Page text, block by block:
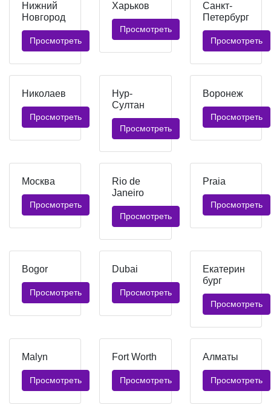
Нижний
Новгород
Просмотреть
Харьков
Просмотреть
Санкт-
Петербург
Просмотреть
Николаев
Просмотреть
Нур-
Султан
Просмотреть
Воронеж
Просмотреть
Москва
Просмотреть
Rio de
Janeiro
Просмотреть
Praia
Просмотреть
Bogor
Просмотреть
Dubai
Просмотреть
Екатерин
бург
Просмотреть
Malyn
Просмотреть
Fort Worth
Просмотреть
Алматы
Просмотреть